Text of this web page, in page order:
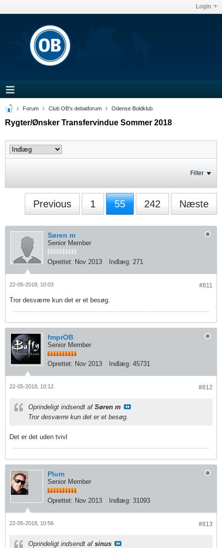
Login
Forum Club OB's debatforum Odense Boldklub
Rygter/Ønsker Transfervindue Sommer 2018
Filter
Previous 1 55 242 Næste
Søren m
Senior Member
Oprettet: Nov 2013 Indlæg: 271
#811
22-05-2018, 10:03
Tror desværre kun det er et besøg.
fmprOB
Senior Member
Oprettet: Nov 2013 Indlæg: 45731
#812
22-05-2018, 10:12
Oprindeligt indsendt af Søren m
Tror desværre kun det er et besøg.
Det er det uden tvivl
Plum
Senior Member
Oprettet: Nov 2013 Indlæg: 31093
#813
22-05-2018, 10:56
Oprindeligt indsendt af sinus